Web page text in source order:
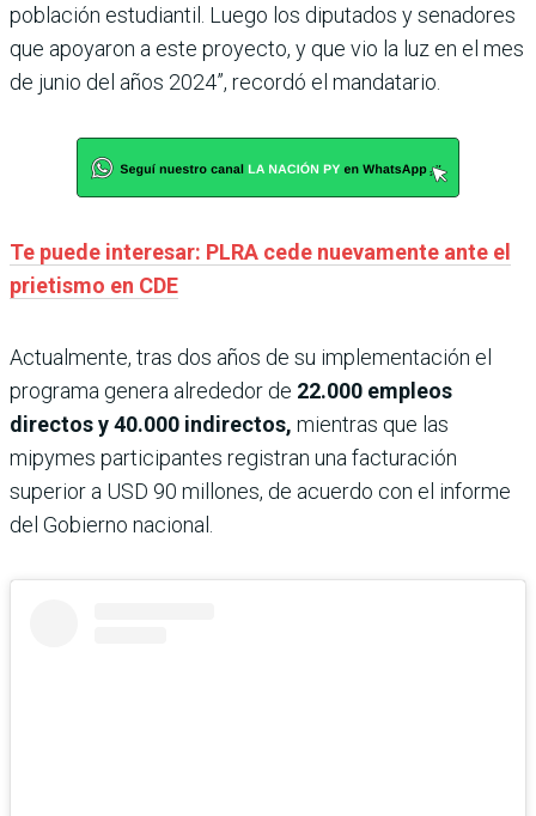
población estudiantil. Luego los diputados y senadores
que apoyaron a este proyecto, y que vio la luz en el mes
de junio del años 2024”, recordó el mandatario.
Te puede interesar: PLRA cede nuevamente ante el
prietismo en CDE
Actualmente, tras dos años de su implementación el
programa genera alrededor de 22.000 empleos
directos y 40.000 indirectos, mientras que las
mipymes participantes registran una facturación
superior a USD 90 millones, de acuerdo con el informe
del Gobierno nacional.